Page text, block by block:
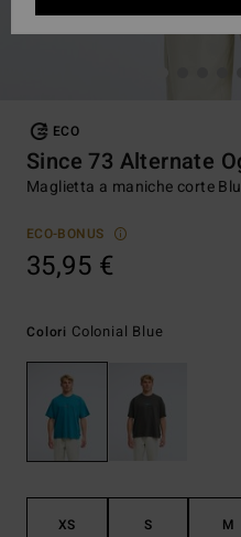
ECO
Since 73 Alternate
Maglietta a maniche corte
ECO-BONUS
35,95 €
Colori Colonial Blue
XS S M